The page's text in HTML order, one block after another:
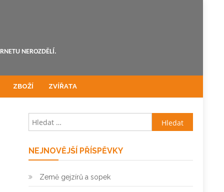
NEROZDĚLÍ.
ZBOŽÍ ZVÍŘATA
Vyhledávání
NEJNOVĚJŠÍ PŘÍSPĚVKY
Země gejzírů a sopek